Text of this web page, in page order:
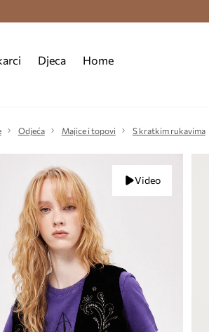
Besplatna
Djeca Home
Odjeća Majice i topovi S kratkim rukavima
Video